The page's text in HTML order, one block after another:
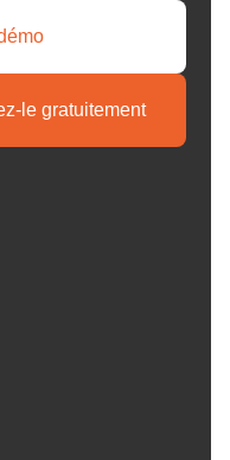
le gratuitement